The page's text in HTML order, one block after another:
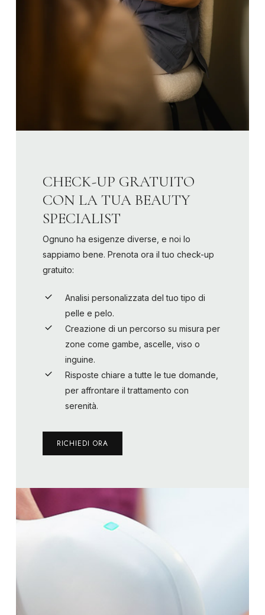
CHECK-UP GRATUITO
CON LA TUA BEAUTY
SPECIALIST
Ognuno ha esigenze diverse, e noi lo
sappiamo bene. Prenota ora il tuo check-up
gratuito:
Analisi personalizzata del tuo tipo di
pelle e pelo.
Creazione di un percorso su misura per
zone come gambe, ascelle, viso o
inguine.
Risposte chiare a tutte le tue domande,
per affrontare il trattamento con
serenità.
RICHIEDI ORA